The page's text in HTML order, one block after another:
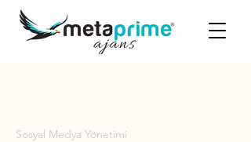
Sosyal Medya Yönetimi